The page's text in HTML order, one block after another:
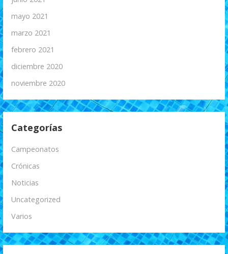
mayo 2021
marzo 2021
febrero 2021
diciembre 2020
noviembre 2020
Categorías
Campeonatos
Crónicas
Noticias
Uncategorized
Varios